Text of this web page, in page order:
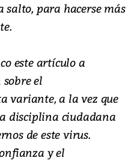
salto, para hacerse más
este artículo a
el
variante, a la vez que
disciplina ciudadana
de este virus.
y el